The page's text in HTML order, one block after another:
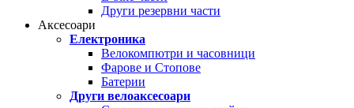
Други резервни части
Аксесоари
Електроника
Велокомпютри и часовници
Фарове и Стопове
Батерии
Други велоаксесоари